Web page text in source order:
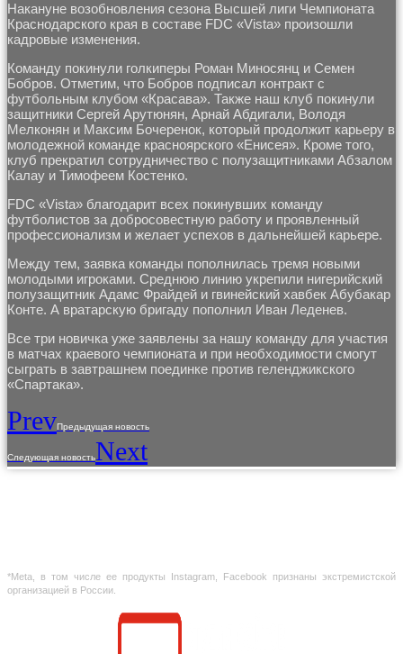
Накануне возобновления сезона Высшей лиги Чемпионата
Краснодарского края в составе FDC «Vista» произошли
кадровые изменения.
Команду покинули голкиперы Роман Миносянц и Семен
Бобров. Отметим, что Бобров подписал контракт с
футбольным клубом «Красава». Также наш клуб покинули
защитники Сергей Арутюнян, Арнай Абдигали, Володя
Мелконян и Максим Бочеренок, который продолжит карьеру в
молодежной команде красноярского «Енисея». Кроме того,
клуб прекратил сотрудничество с полузащитниками Абзалом
Калау и Тимофеем Костенко.
FDC «Vista» благодарит всех покинувших команду
футболистов за добросовестную работу и проявленный
профессионализм и желает успехов в дальнейшей карьере.
Между тем, заявка команды пополнилась тремя новыми
молодыми игроками. Среднюю линию укрепили нигерийский
полузащитник Адамс Фрайдей и гвинейский хавбек Абубакар
Конте. А вратарскую бригаду пополнил Иван Леденев.
Все три новичка уже заявлены за нашу команду для участия
в матчах краевого чемпионата и при необходимости смогут
сыграть в завтрашнем поединке против геленджикского
«Спартака».
PrevПредыдущая новость
Следующая новостьNext
*Meta, в том числе ее продукты Instagram, Facebook признаны экстремистской
организацией в России.